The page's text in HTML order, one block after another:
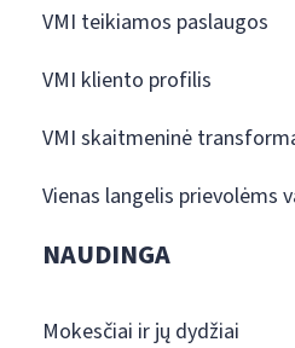
VMI teikiamos paslaugos
VMI kliento profilis
VMI skaitmeninė
Vienas langelis prievolėms
NAUDINGA
Mokesčiai ir jų dydžiai